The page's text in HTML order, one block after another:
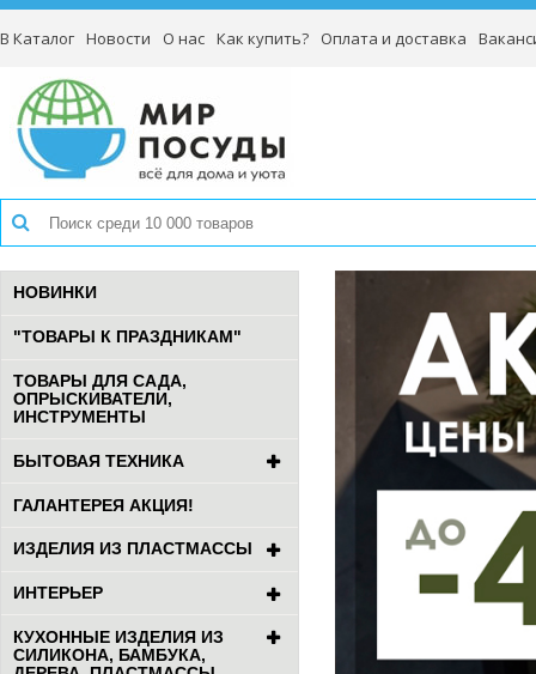
В Каталог Новости О нас Как купить? Оплата и доставка
НОВИНКИ
"ТОВАРЫ К ПРАЗДНИКАМ"
ТОВАРЫ ДЛЯ САДА,
ОПРЫСКИВАТЕЛИ,
ИНСТРУМЕНТЫ
БЫТОВАЯ ТЕХНИКА
ГАЛАНТЕРЕЯ АКЦИЯ!
ИЗДЕЛИЯ ИЗ ПЛАСТМАССЫ
ИНТЕРЬЕР
КУХОННЫЕ ИЗДЕЛИЯ ИЗ
СИЛИКОНА, БАМБУКА,